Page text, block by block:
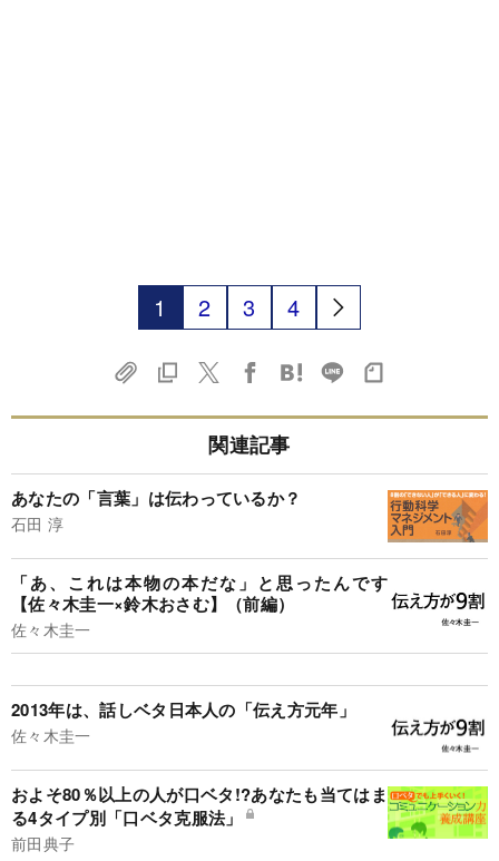
1 2 3 4
関連記事
あなたの「言葉」は伝わっているか？
石田 淳
「あ、これは本物の本だな」と思ったんです
【佐々木圭一×鈴木おさむ】（前編）
佐々木圭一
2013年は、話しベタ日本人の「伝え方元年」
佐々木圭一
およそ80％以上の人が口ベタ!?あなたも当てはま
る4タイプ別「口ベタ克服法」
前田典子